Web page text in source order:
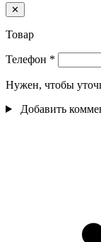
✕
Товар
Телефон *
Нужен, чтобы
Добавить